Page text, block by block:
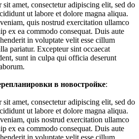
amet, consectetur adipiscing elit, sed do
ut labore et dolore magna aliqua.
quis nostrud exercitation ullamco
ex ea commodo consequat. Duis aute
in voluptate velit esse cillum
pariatur. Excepteur sint occaecat
sunt in culpa qui officia deserunt
в новостройке:
amet, consectetur adipiscing elit, sed do
ut labore et dolore magna aliqua.
quis nostrud exercitation ullamco
ex ea commodo consequat. Duis aute